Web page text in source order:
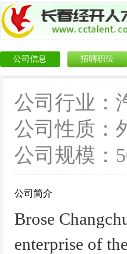
公司信息 招聘职位
公司行业：
公司性质：
公司规模：
公司简介
Brose
enterprise of